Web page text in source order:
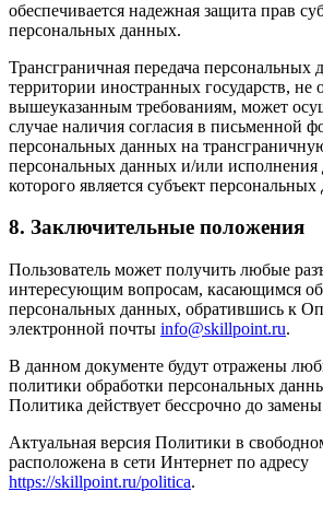
обеспечивается надежная защита прав
персональных данных.
Трансграничная передача персональных
территории иностранных государств, не
вышеуказанным требованиям, может
случае наличия согласия в письменной
персональных данных на
персональных данных и/или исполнения
которого является субъект
8. Заключительные положения
Пользователь может получить любые
интересующим вопросам, касающимся
персональных данных, обратившись к
электронной почты info@skillpoint.ru.
В данном документе будут отражены
политики обработки персональных
Политика действует бессрочно до
Актуальная версия Политики в
расположена в сети Интернет по адресу
https://skillpoint.ru/politica.